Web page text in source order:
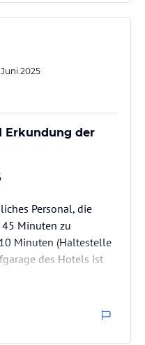
Alle Angaben
HolidayCheck. Bitte
Angebotsdetails
2025
Erkundung der
Personal, die
Minuten zu
Minuten (Haltestelle
des Hotels ist